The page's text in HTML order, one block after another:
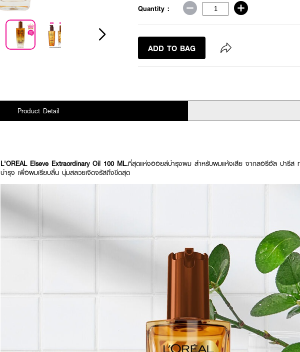
Quantity :
ADD TO BAG
Product Detail
L'OREAL Elseve Extraordinary Oil 100 ML.ที่สุดแห่งออยล์บำรุงผม สำหรับผมแห้งเสีย จากลอรีอัล ปารีส
บำรุง เพื่อผมเรียบลื่น นุ่มสลวยเจิดจรัสถึงขีดสุด